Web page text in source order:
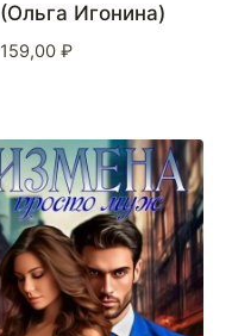
(Ольга Игонина)
159,00 ₽